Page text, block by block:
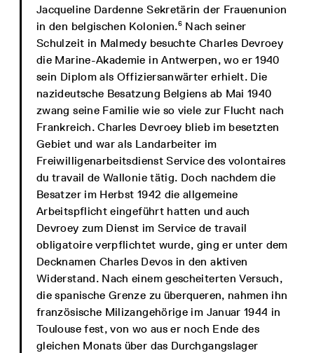
Jacqueline Dardenne Sekretärin der Frauenunion
in den belgischen Kolonien.6 Nach seiner
Schulzeit in Malmedy besuchte Charles Devroey
die Marine-Akademie in Antwerpen, wo er 1940
sein Diplom als Offiziersanwärter erhielt. Die
nazideutsche Besatzung Belgiens ab Mai 1940
zwang seine Familie wie so viele zur Flucht nach
Frankreich. Charles Devroey blieb im besetzten
Gebiet und war als Landarbeiter im
Freiwilligenarbeitsdienst Service des volontaires
du travail de Wallonie tätig. Doch nachdem die
Besatzer im Herbst 1942 die allgemeine
Arbeitspflicht eingeführt hatten und auch
Devroey zum Dienst im Service de travail
obligatoire verpflichtet wurde, ging er unter dem
Decknamen Charles Devos in den aktiven
Widerstand. Nach einem gescheiterten Versuch,
die spanische Grenze zu überqueren, nahmen ihn
französische Milizangehörige im Januar 1944 in
Toulouse fest, von wo aus er noch Ende des
gleichen Monats über das Durchgangslager